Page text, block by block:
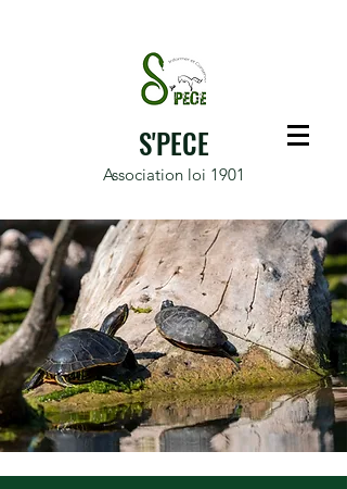
Association loi 1901
S'PECE